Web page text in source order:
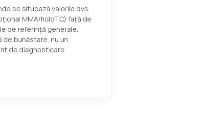
se situează valorile dvs.
MMA/holoTC) față de
de referință generale.
de bunăstare, nu un
de diagnosticare.